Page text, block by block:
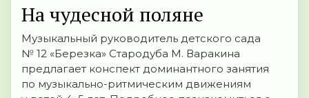
На чудесной поляне
Музыкальный руководитель детского сада
№ 12 «Березка» Стародуба М. Варакина
предлагает конспект доминантного занятия
по музыкально-ритмическим движениям